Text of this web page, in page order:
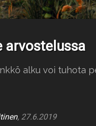
arvostelussa
alku voi tuhota
, 27.6.2019